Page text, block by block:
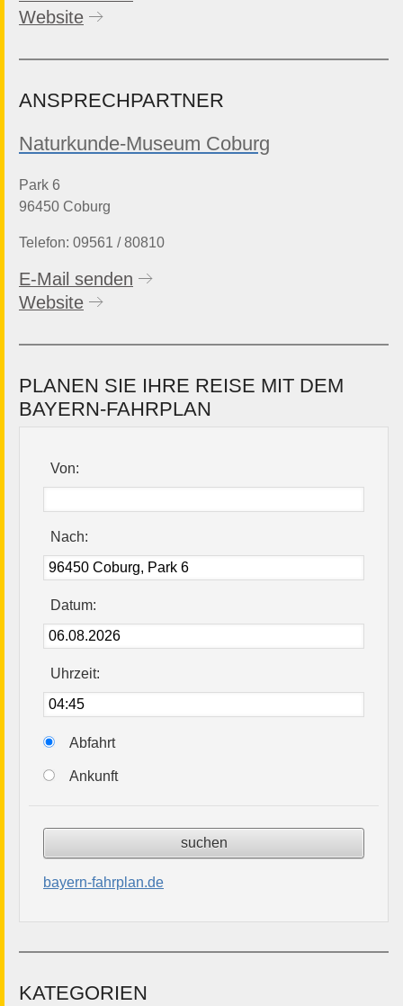
Website
ANSPRECHPARTNER
Naturkunde-Museum Coburg
Park 6
96450 Coburg
Telefon: 09561 / 80810
E-Mail senden
Website
PLANEN SIE IHRE REISE MIT DEM
BAYERN-FAHRPLAN
Von:
Nach:
Datum:
Uhrzeit:
Abfahrt
Ankunft
bayern-fahrplan.de
KATEGORIEN